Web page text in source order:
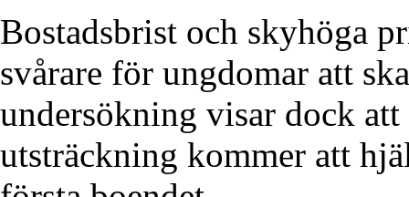
Bostadsbrist och skyhöga
svårare för ungdomar att
undersökning visar dock
utsträckning kommer att